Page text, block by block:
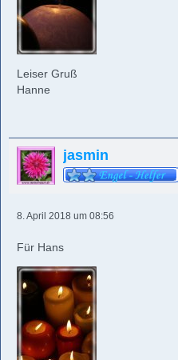
Leiser Gruß
Hanne
jasmin
8. April 2018 um 08:56
Für Hans